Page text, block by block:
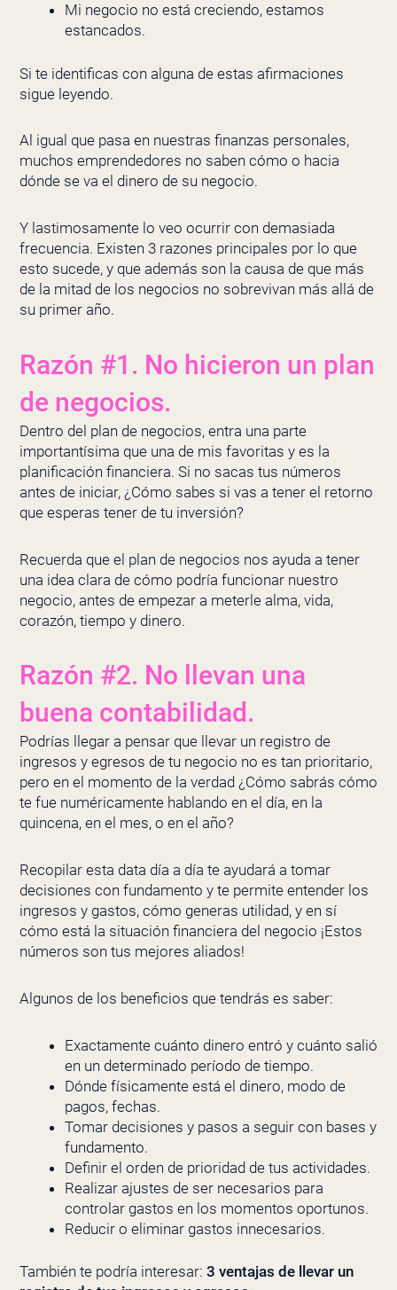
Mi negocio no está creciendo, estamos
estancados.
Si te identificas con alguna de estas afirmaciones
sigue leyendo.
Al igual que pasa en nuestras finanzas personales,
muchos emprendedores no saben cómo o hacia
dónde se va el dinero de su negocio.
Y lastimosamente lo veo ocurrir con demasiada
frecuencia. Existen 3 razones principales por lo que
esto sucede, y que además son la causa de que más
de la mitad de los negocios no sobrevivan más allá de
su primer año.
Razón #1. No hicieron un plan
de negocios.
Dentro del plan de negocios, entra una parte
importantísima que una de mis favoritas y es la
planificación financiera. Si no sacas tus números
antes de iniciar, ¿Cómo sabes si vas a tener el retorno
que esperas tener de tu inversión?
Recuerda que el plan de negocios nos ayuda a tener
una idea clara de cómo podría funcionar nuestro
negocio, antes de empezar a meterle alma, vida,
corazón, tiempo y dinero.
Razón #2. No llevan una
buena contabilidad.
Podrías llegar a pensar que llevar un registro de
ingresos y egresos de tu negocio no es tan prioritario,
pero en el momento de la verdad ¿Cómo sabrás cómo
te fue numéricamente hablando en el día, en la
quincena, en el mes, o en el año?
Recopilar esta data día a día te ayudará a tomar
decisiones con fundamento y te permite entender los
ingresos y gastos, cómo generas utilidad, y en sí
cómo está la situación financiera del negocio ¡Estos
números son tus mejores aliados!
Algunos de los beneficios que tendrás es saber:
Exactamente cuánto dinero entró y cuánto salió
en un determinado período de tiempo.
Dónde físicamente está el dinero, modo de
pagos, fechas.
Tomar decisiones y pasos a seguir con bases y
fundamento.
Definir el orden de prioridad de tus actividades.
Realizar ajustes de ser necesarios para
controlar gastos en los momentos oportunos.
Reducir o eliminar gastos innecesarios.
También te podría interesar: 3 ventajas de llevar un